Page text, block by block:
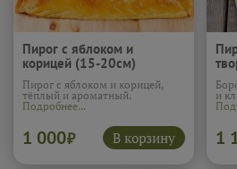
Пирог с яблоком и
корицей (15-20см)
Пирог с яблоком и корицей,
тёплый и ароматный.
Подробнее...
1 000₽ В корзину
и
1